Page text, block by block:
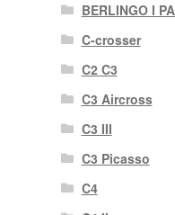
BERLINGO I
C-crosser
C2 C3
C3 Aircross
C3 III
C3 Picasso
C4